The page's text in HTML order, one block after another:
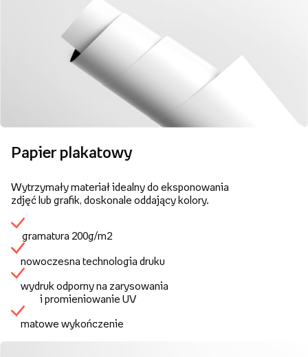
Papier plakatowy
Wytrzymały materiał idealny do eksponowania
zdjęć lub grafik, doskonale oddający kolory.
gramatura 200g/m2
nowoczesna technologia druku
wydruk odporny na zarysowania
i promieniowanie UV
matowe wykończenie